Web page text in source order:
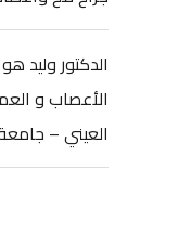
الدكتور وليد
الأعصاب و
العيني –